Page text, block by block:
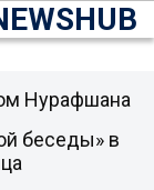
Нурафшана
беседы» в